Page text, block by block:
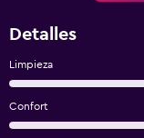
Detalles
Limpieza
Confort